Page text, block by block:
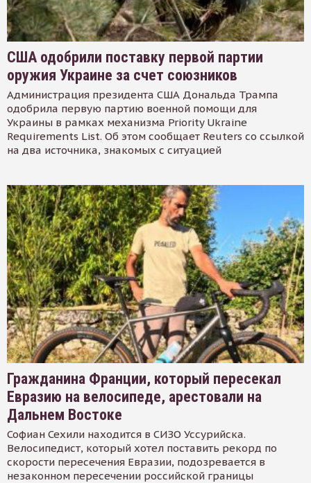
США одобрили поставку первой партии
оружия Украине за счет союзников
Администрация президента США Дональда Трампа
одобрила первую партию военной помощи для
Украины в рамках механизма Priority Ukraine
Requirements List. Об этом сообщает Reuters со ссылкой
на два источника, знакомых с ситуацией
Гражданина Франции, который пересекал
Евразию на велосипеде, арестовали на
Дальнем Востоке
Софиан Сехили находится в СИЗО Уссурийска.
Велосипедист, который хотел поставить рекорд по
скорости пересечения Евразии, подозревается в
незаконном пересечении российской границы